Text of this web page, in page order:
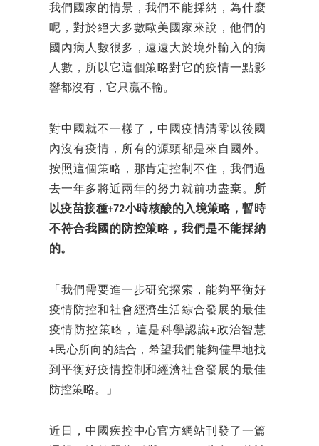
我們國家的情景，我們不能採納，為什麼
呢，對於絕大多數歐美國家來說，他們的
國內病人數很多，遠遠大於境外輸入的病
人數，所以它這個策略對它的疫情一點影
響都沒有，它只贏不輸。
對中國就不一樣了，中國疫情清零以後國
內沒有疫情，所有的源頭都是來自國外。
按照這個策略，那肯定控制不住，我們過
去一年多將近兩年的努力就前功盡棄。 所
以疫苗接種+72小時核酸的入境策略，暫時
不符合我國的防控策略，我們是不能採納
的。
「我們需要進一步研究探索，能夠平衡好
疫情防控和社會經濟生活綜合發展的最佳
疫情防控策略，這是科學認識+政治智慧
+民心所向的結合，希望我們能夠儘早地找
到平衡好疫情控制和經濟社會發展的最佳
防控策略。」
近日，中國疾控中心官方網站刊發了一篇